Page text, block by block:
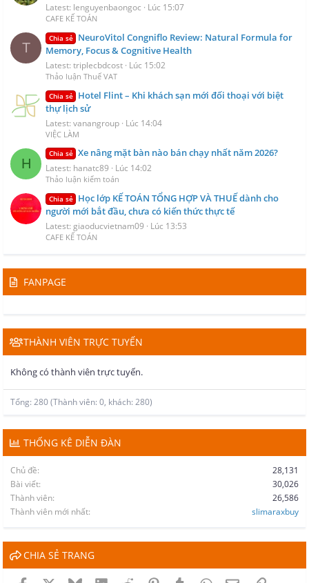
Latest: lenguyenbaongoc Lúc 15:07
CAFE KẾ TOÁN
T
Chia sẻ NeuroVitol Congniflo Review: Natural Formula for
Memory, Focus & Cognitive Health
Latest: triplecbdcost Lúc 15:02
Thảo luận Thuế VAT
Chia sẻ Hotel Flint – Khi khách sạn mới đối thoại với biệt
thự lịch sử
Latest: vanangroup Lúc 14:04
VIỆC LÀM
H
Chia sẻ Xe nâng mặt bàn nào bán chạy nhất năm 2026?
Latest: hanatc89 Lúc 14:02
Thảo luận kiểm toán
Chia sẻ Học lớp KẾ TOÁN TỔNG HỢP VÀ THUẾ dành cho
người mới bắt đầu, chưa có kiến thức thực tế
Latest: giaoducvietnam09 Lúc 13:53
CAFE KẾ TOÁN
FANPAGE
THÀNH VIÊN TRỰC TUYẾN
Không có thành viên trực tuyến.
Tổng: 280 (Thành viên: 0, khách: 280)
THỐNG KÊ DIỄN ĐÀN
Chủ đề
28,131
Bài viết
30,026
Thành viên
26,586
Thành viên mới nhất
slimaraxbuy
CHIA SẺ TRANG